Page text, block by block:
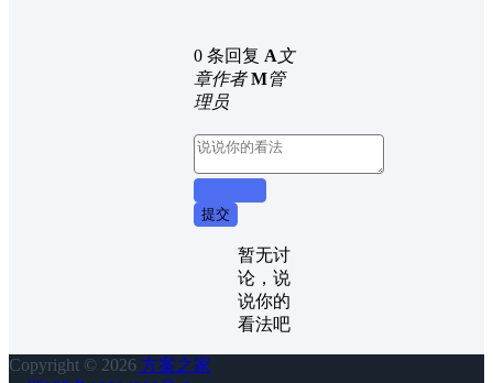
0 条回复 A文
章作者 M管
理员
提交
暂无讨
论，说
说你的
看法吧
Copyright © 2026 方案之家